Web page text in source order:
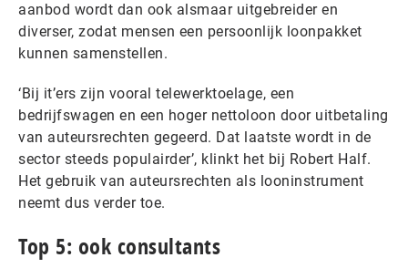
aanbod wordt dan ook alsmaar uitgebreider en
diverser, zodat mensen een persoonlijk loonpakket
kunnen samenstellen.
‘Bij it’ers zijn vooral telewerktoelage, een
bedrijfswagen en een hoger nettoloon door uitbetaling
van auteursrechten gegeerd. Dat laatste wordt in de
sector steeds populairder’, klinkt het bij Robert Half.
Het gebruik van auteursrechten als looninstrument
neemt dus verder toe.
Top 5: ook consultants